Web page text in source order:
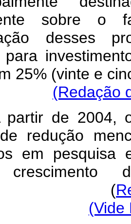
sobre o
desses
para
25% (vinte e
(Redação
de 2004,
redução
em pesquisa
(
(Vide